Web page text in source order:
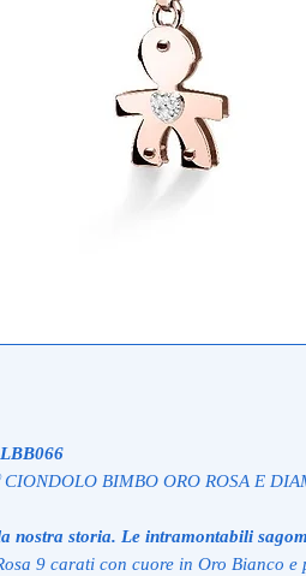
LBB066
BIMBO ORO ROSA E
nostra storia. Le intramontabili
9 carati con cuore in Oro Bianco e